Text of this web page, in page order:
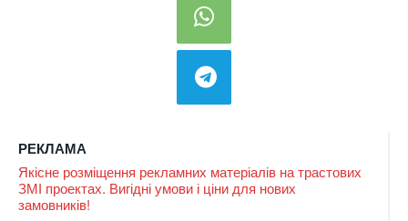
РЕКЛАМА
Якісне розміщення рекламних матеріалів на трастових
ЗМІ проектах. Вигідні умови і ціни для нових
замовників!